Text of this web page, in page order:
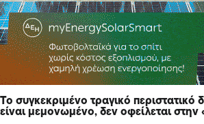
Το συγκεκριμένο τραγικό περιστατικό
είναι μεμονωμένο, δεν οφείλεται